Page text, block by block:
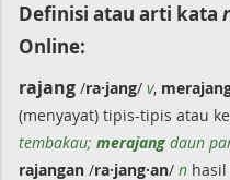
Definisi atau arti kata
Online:
rajang /ra·jang/ v,
(menyayat) tipis-tipis atau
tembakau; merajang daun
rajangan /ra·jang·an/ n